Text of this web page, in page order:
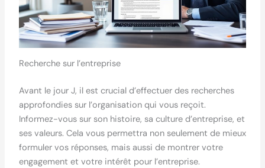
Recherche sur l’entreprise
Avant le jour J, il est crucial d’effectuer des recherches
approfondies sur l’organisation qui vous reçoit.
Informez-vous sur son histoire, sa culture d’entreprise, et
ses valeurs. Cela vous permettra non seulement de mieux
formuler vos réponses, mais aussi de montrer votre
engagement et votre intérêt pour l’entreprise.